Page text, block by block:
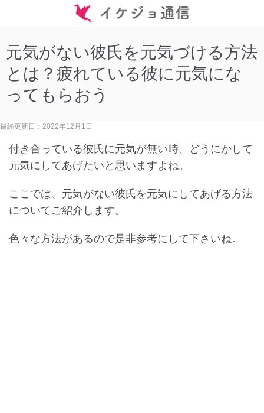
元気がない彼氏を元気づける方法
とは？疲れている彼に元気にな
ってもらおう
最終更新日：2022年12月1日
付き合っている彼氏に元気が無い時、どうにかして
元気にしてあげたいと思いますよね。
ここでは、元気がない彼氏を元気にしてあげる方法
についてご紹介します。
色々な方法があるので是非参考にして下さいね。